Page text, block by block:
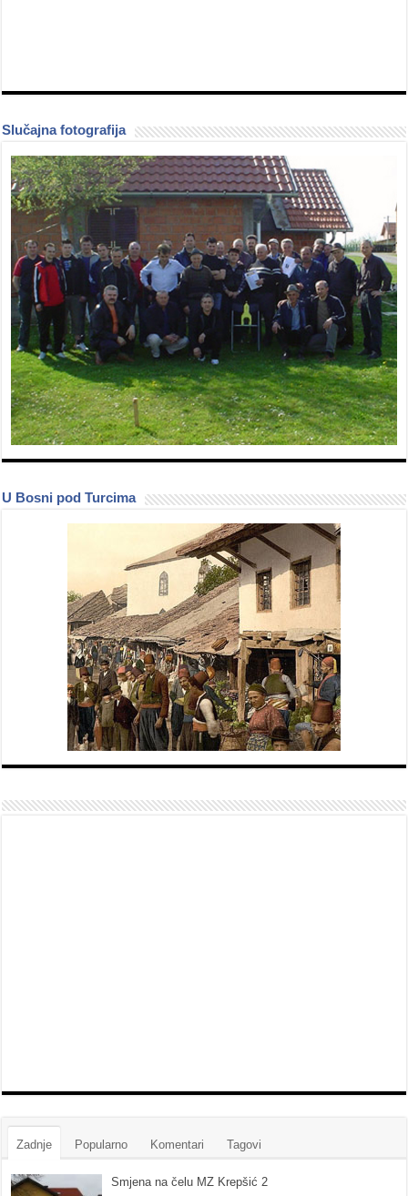
Slučajna fotografija
U Bosni pod Turcima
Zadnje Popularno Komentari Tagovi
Smjena na čelu MZ Krepšić 2